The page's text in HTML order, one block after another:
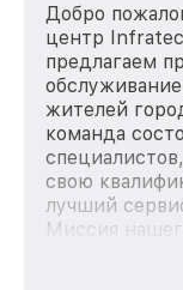
Добро
центр
предлагаем
жителей
команда
свою
лучший
Миссия
каждого